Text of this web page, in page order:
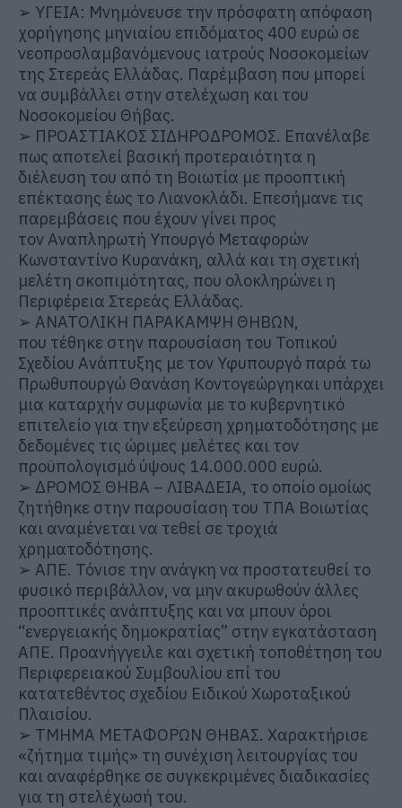
➢ ΥΓΕΙΑ: Μνημόνευσε την πρόσφατη απόφαση
χορήγησης μηνιαίου επιδόματος 400 ευρώ σε
νεοπροσλαμβανόμενους ιατρούς Νοσοκομείων
της Στερεάς Ελλάδας. Παρέμβαση που μπορεί
να συμβάλλει στην στελέχωση και του
Νοσοκομείου Θήβας.
➢ ΠΡΟΑΣΤΙΑΚΟΣ ΣΙΔΗΡΟΔΡΟΜΟΣ. Επανέλαβε
πως αποτελεί βασική προτεραιότητα η
διέλευση του από τη Βοιωτία με προοπτική
επέκτασης έως τοΛιανοκλάδι. Επεσήμανε τις
παρεμβάσεις που έχουν γίνει προς
τον Αναπληρωτή Υπουργό Μεταφορών
Κωνσταντίνο Κυρανάκη, αλλά και τη σχετική
μελέτη σκοπιμότητας, που ολοκληρώνει η
Περιφέρεια Στερεάς Ελλάδας.
➢ ΑΝΑΤΟΛΙΚΗ ΠΑΡΑΚΑΜΨΗ ΘΗΒΩΝ,
που τέθηκε στην παρουσίαση του Τοπικού
Σχεδίου Ανάπτυξης με τον Υφυπουργό παρά τω
Πρωθυπουργώ Θανάση Κοντογεώργηκαι υπάρχει
μια καταρχήν συμφωνία με το κυβερνητικό
επιτελείο για την εξεύρεση χρηματοδότησης με
δεδομένες τις ώριμες μελέτες και τον
προϋπολογισμό ύψους 14.000.000 ευρώ.
➢ ΔΡΟΜΟΣ ΘΗΒΑ – ΛΙΒΑΔΕΙΑ, το οποίο ομοίως
ζητήθηκε στην παρουσίαση του ΤΠΑ Βοιωτίας
και αναμένεται να τεθεί σε τροχιά
χρηματοδότησης.
➢ ΑΠΕ. Τόνισε την ανάγκη να προστατευθεί το
φυσικό περιβάλλον, να μην ακυρωθούν άλλες
προοπτικές ανάπτυξης και να μπουν όροι
“ενεργειακής δημοκρατίας” στην εγκατάσταση
ΑΠΕ. Προανήγγειλε και σχετική τοποθέτηση του
Περιφερειακού Συμβουλίου επί του
κατατεθέντος σχεδίου Ειδικού Χωροταξικού
Πλαισίου.
➢ ΤΜΗΜΑ ΜΕΤΑΦΟΡΩΝ ΘΗΒΑΣ. Χαρακτήρισε
«ζήτημα τιμής» τη συνέχιση λειτουργίας του
και αναφέρθηκε σε συγκεκριμένες διαδικασίες
για τη στελέχωσή του.